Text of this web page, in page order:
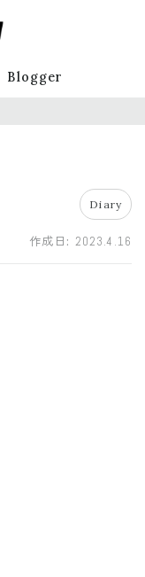
Blogger
Diary
作成日: 2023.4.16